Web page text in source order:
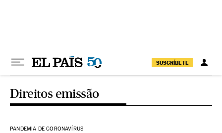
SUSCRÍBETE
Direitos emissão
PANDEMIA DE CORONAVÍRUS